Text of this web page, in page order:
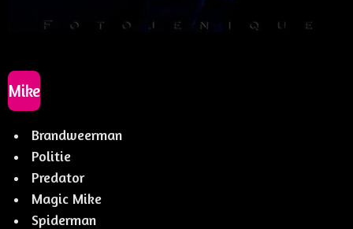
Mike
Brandweerman
Politie
Predator
Magic Mike
Spiderman